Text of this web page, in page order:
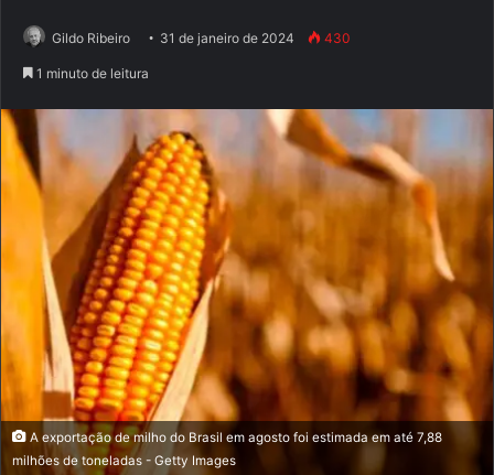
Gildo Ribeiro 31 de janeiro de 2024 430
1 minuto de leitura
A exportação de milho do Brasil em agosto foi estimada em até 7,88
milhões de toneladas - Getty Images